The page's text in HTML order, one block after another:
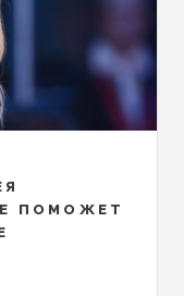
ПОМОЖЕТ